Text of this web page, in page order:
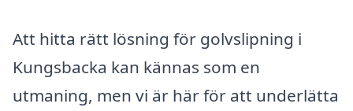
Att hitta rätt lösning för golvslipning i
Kungsbacka kan kännas som en
utmaning, men vi är här för att underlätta